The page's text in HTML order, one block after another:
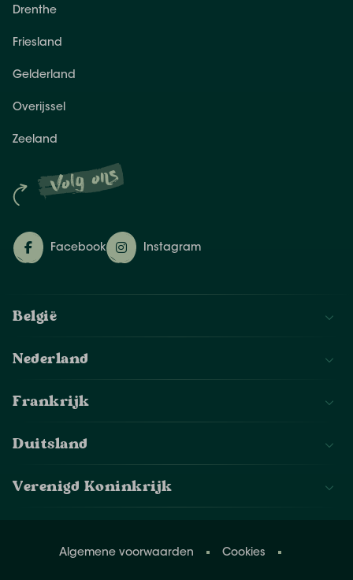
Drenthe
Friesland
Gelderland
Overijssel
Zeeland
Volg ons
Facebook Instagram
België
Nederland
Frankrijk
Duitsland
Verenigd Koninkrijk
Algemene voorwaarden Cookies